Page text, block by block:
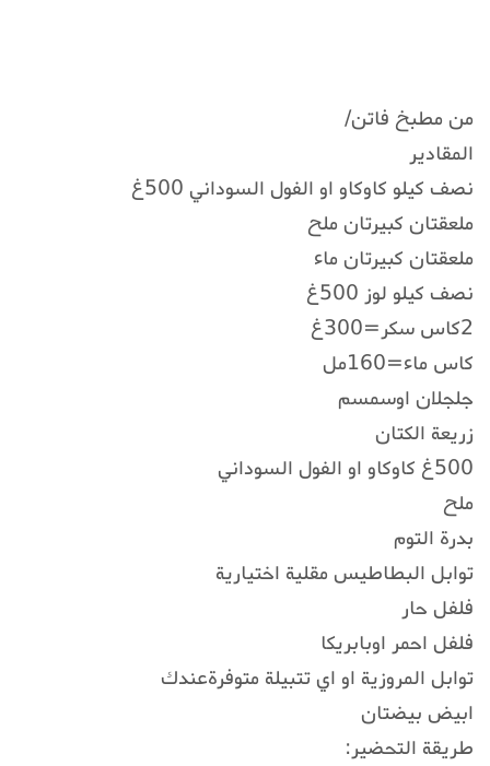
من مطبخ فاتن/
المقادير
نصف كيلو كاوكاو او الفول السوداني 500غ
ملعقتان كبيرتان ملح
ملعقتان كبيرتان ماء
نصف كيلو لوز 500غ
2كاس سكر=300غ
كاس ماء=160مل
جلجلان اوسمسم
زريعة الكتان
500غ كاوكاو او الفول السوداني
ملح
بدرة التوم
توابل البطاطيس مقلية اختيارية
فلفل حار
فلفل احمر اوبابريكا
توابل المروزية او اي تتبيلة متوفرةعندك
ابيض بيضتان
طريقة التحضير: